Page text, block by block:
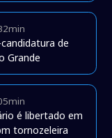
de
Grande
é libertado em
tornozeleira